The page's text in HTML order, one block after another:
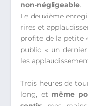
non-négligeable.
Le deuxième
rires et
profite de la petite
public « un
les
Trois heures de
long, et même